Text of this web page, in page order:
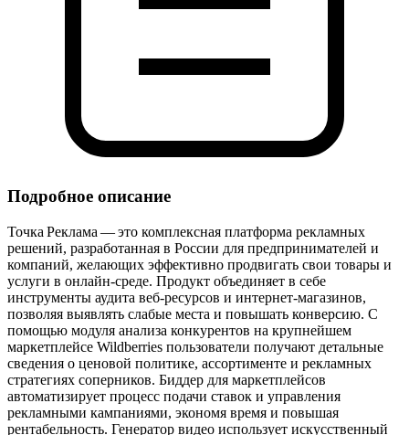
Подробное описание
Точка Реклама — это комплексная платформа рекламных
решений, разработанная в России для предпринимателей и
компаний, желающих эффективно продвигать свои товары и
услуги в онлайн‑среде. Продукт объединяет в себе
инструменты аудита веб‑ресурсов и интернет‑магазинов,
позволяя выявлять слабые места и повышать конверсию. С
помощью модуля анализа конкурентов на крупнейшем
маркетплейсе Wildberries пользователи получают детальные
сведения о ценовой политике, ассортименте и рекламных
стратегиях соперников. Биддер для маркетплейсов
автоматизирует процесс подачи ставок и управления
рекламными кампаниями, экономя время и повышая
рентабельность. Генератор видео использует искусственный